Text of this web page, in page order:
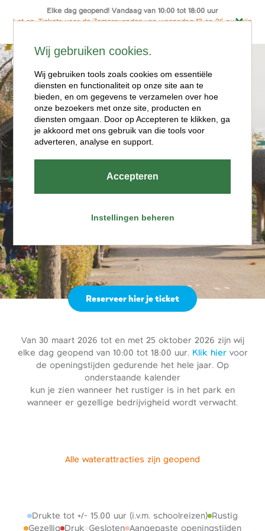
Elke dag geopend! Vandaag van 10:00 tot 18:00 uur
Let op: Tickets voor de Zomeravonden van woensdag 12 en 26 aug zijn
Ga
naar
de
inhoud
Openingstijde
n
Van 30 maart 2026 tot en met 25 oktober 2026 zijn wij
elke dag geopend van 10:00 tot 18:00 uur. Klik hiervoor
de openingstijden gedurende het hele jaar. Op
onderstaande kalender
kun je zien wanneer het rustiger is in het park en
wanneer er gezellige bedrijvigheid wordt verwacht.
Reserveer hier je ticket
Alle waterattracties zijn geopend
Aangepaste openingstijden
Druk
Drukte tot +/- 15.00 uur (i.v.m. schoolreizen)
Gesloten
Gezellig
Rustig
Wij gebruiken cookies.
Wij gebruiken tools zoals cookies om essentiële
diensten en functionaliteit op onze site aan te
bieden, en om gegevens te verzamelen over hoe
onze bezoekers met onze site, producten en
diensten omgaan. Door op Accepteren te klikken, ga
je akkoord met ons gebruik van die tools voor
adverteren, analyse en support.
Accepteren
Instellingen beheren